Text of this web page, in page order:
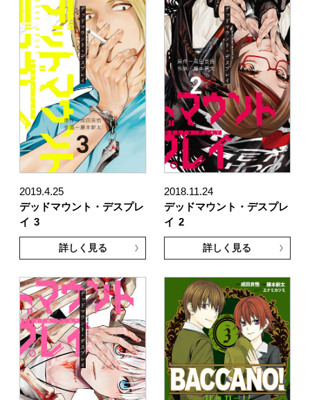
2019.4.25
デッドマウント・デスプレ
イ 3
詳しく見る
2018.11.24
デッドマウント・デスプレ
イ 2
詳しく見る